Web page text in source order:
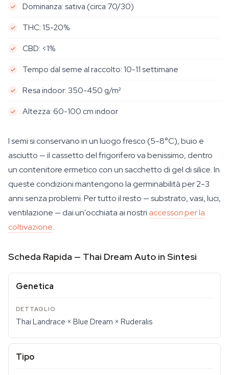
Dominanza: sativa (circa 70/30)
THC: 15-20%
CBD: <1%
Tempo dal seme al raccolto: 10-11 settimane
Resa indoor: 350-450 g/m²
Altezza: 60-100 cm indoor
I semi si conservano in un luogo fresco (5-8°C), buio e
asciutto — il cassetto del frigorifero va benissimo, dentro
un contenitore ermetico con un sacchetto di gel di silice. In
queste condizioni mantengono la germinabilità per 2-3
anni senza problemi. Per tutto il resto — substrato, vasi, luci,
ventilazione — dai un'occhiata ai nostri accessori per la
coltivazione.
Scheda Rapida — Thai Dream Auto in Sintesi
Genetica
Thai Landrace × Blue Dream × Ruderalis
Tipo